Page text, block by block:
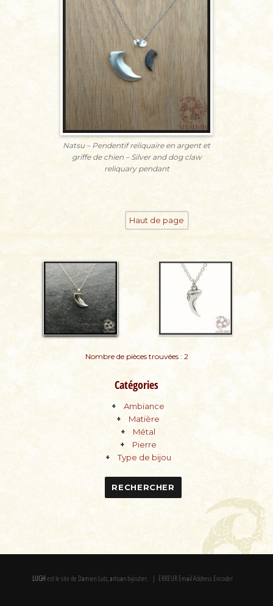
Natsu – Pendentif reliquaire en argent et
griffe de chien – Silver and dog claw
reliquary pendant
Haut de page
Nombre de pièces trouvées : 2
Catégories
Ambiance
Matière
Métal
Pierre
Type de bijou
LUGHest le site de Damien Lutz, artisan bijoutier. | ERREUR Email Address Encoder